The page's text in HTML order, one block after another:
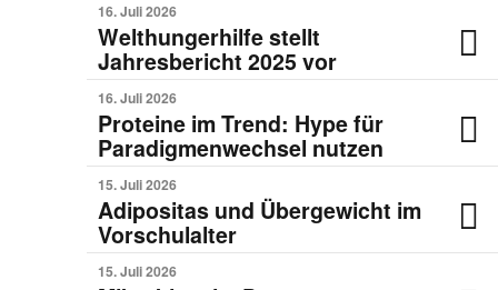
16. Juli 2026
Welthungerhilfe stellt
Jahresbericht 2025 vor
16. Juli 2026
Proteine im Trend: Hype für
Paradigmenwechsel nutzen
15. Juli 2026
Adipositas und Übergewicht im
Vorschulalter
15. Juli 2026